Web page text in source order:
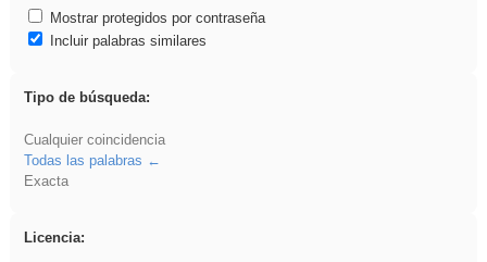
Mostrar protegidos por contraseña
Incluir palabras similares
Tipo de búsqueda:
Cualquier coincidencia
Todas las palabras
Exacta
Licencia: